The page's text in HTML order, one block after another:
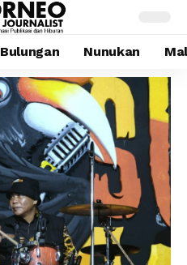
Bulungan Nunukan